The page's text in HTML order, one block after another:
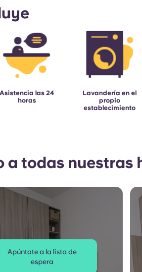
Asistencia las 24
horas
Lavandería en el
propio
establecimiento
a todas
Apúntate a la lista de
espera